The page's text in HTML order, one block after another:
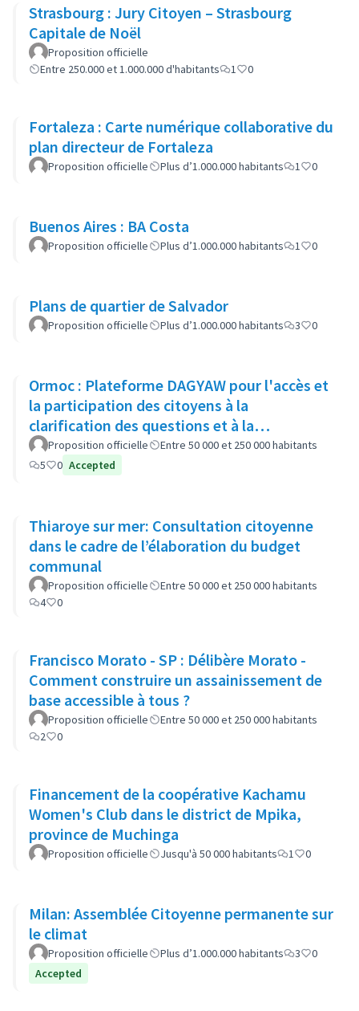
Strasbourg : Jury Citoyen – Strasbourg
Capitale de Noël
Proposition officielle
Entre 250.000 et 1.000.000 d'habitants
1 0
Fortaleza : Carte numérique collaborative du
plan directeur de Fortaleza
Proposition officielle Plus d’1.000.000 habitants 1 0
Buenos Aires : BA Costa
Proposition officielle Plus d’1.000.000 habitants 1 0
Plans de quartier de Salvador
Proposition officielle Plus d’1.000.000 habitants 3 0
Ormoc : Plateforme DAGYAW pour l'accès et
la participation des citoyens à la
clarification des questions et à la
recommandation d'options politiques
Proposition officielle
Entre 50 000 et 250 000 habitants
5
0 Accepted
Thiaroye sur mer: Consultation citoyenne
dans le cadre de l’élaboration du budget
communal
Proposition officielle
Entre 50 000 et 250 000 habitants
4
0
Francisco Morato - SP : Délibère Morato -
Comment construire un assainissement de
base accessible à tous ?
Proposition officielle
Entre 50 000 et 250 000 habitants
2
0
Financement de la coopérative Kachamu
Women's Club dans le district de Mpika,
province de Muchinga
Proposition officielle Jusqu'à 50 000 habitants 1 0
Milan: Assemblée Citoyenne permanente sur
le climat
Proposition officielle Plus d’1.000.000 habitants 3
0
Accepted